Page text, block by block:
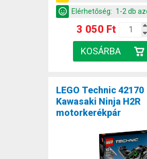
Elérhetőség: 1-2 db
3 050 Ft
LEGO Technic 42170
Kawasaki Ninja H2R
motorkerékpár